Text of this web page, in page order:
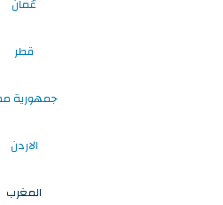
عُمان
قطر
جمهورية
الاردن
المغرب